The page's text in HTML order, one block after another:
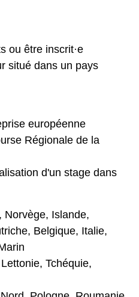
ou être inscrit·e
situé dans un pays
européenne
Régionale de la
d'un stage dans
Norvège, Islande,
Belgique, Italie,
Tchéquie,